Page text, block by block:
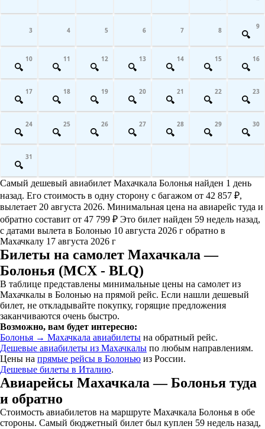
3 4 5 6 7 8 9
10 11 12 13 14 15 16
17 18 19 20 21 22 23
24 25 26 27 28 29 30
31
Самый дешевый авиабилет Махачкала Болонья найден 1 день
назад. Его стоимость в одну сторону с багажом от 42 857 ₽,
вылетает 20 августа 2026. Минимальная цена на авиарейс туда и
обратно составит от 47 799 ₽ Это билет найден 59 недель назад,
с датами вылета в Болонью 10 августа 2026 г обратно в
Махачкалу 17 августа 2026 г
Билеты на самолет Махачкала —
Болонья (MCX - BLQ)
В таблице представлены минимальные цены на самолет из
Махачкалы в Болонью на прямой рейс. Если нашли дешевый
билет, не откладывайте покупку, горящие предложения
заканчиваются очень быстро.
Возможно, вам будет интересно:
Болонья → Махачкала авиабилеты на обратный рейс.
Дешевые авиабилеты из Махачкалы по любым направлениям.
Цены на прямые рейсы в Болонью из России.
Дешевые билеты в Италию.
Авиарейсы Махачкала — Болонья туда
и обратно
Стоимость авиабилетов на маршруте Махачкала Болонья в обе
стороны. Самый бюджетный билет был куплен 59 недель назад,